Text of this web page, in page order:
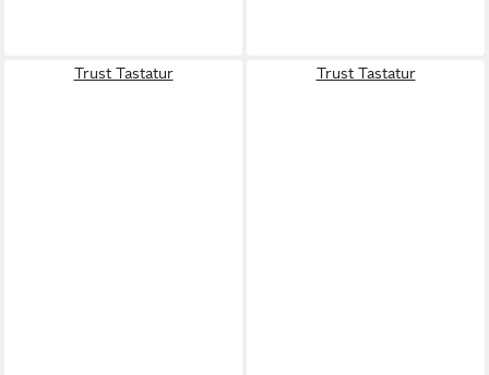
Trust Tastatur Trust Tastatur